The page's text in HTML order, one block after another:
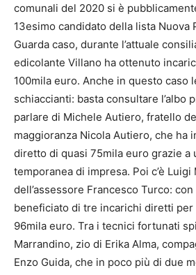
comunali del 2020 si è
13esimo candidato della lista Nuova
Guarda caso, durante l’attuale
edicolante Villano ha ottenuto
100mila euro. Anche in questo caso
schiaccianti: basta consultare l’albo
parlare di Michele Autiero, fratello
maggioranza Nicola Autiero, che ha
diretto di quasi 75mila euro grazie a
temporanea di impresa. Poi c’è
dell’assessore Francesco Turco:
beneficiato di tre incarichi diretti
96mila euro. Tra i tecnici fortunati
Marrandino, zio di Erika Alma,
Enzo Guida, che in poco più di due